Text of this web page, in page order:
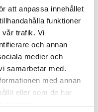
att anpassa innehållet
funktioner
vår trafik. Vi
och annan
medier och
samarbetar med.
med annan
eller som de har
till att täcka kostnader
gäller bland annat
årsmöte och
visst
förening utgör
Afrikagrupperna gör, i